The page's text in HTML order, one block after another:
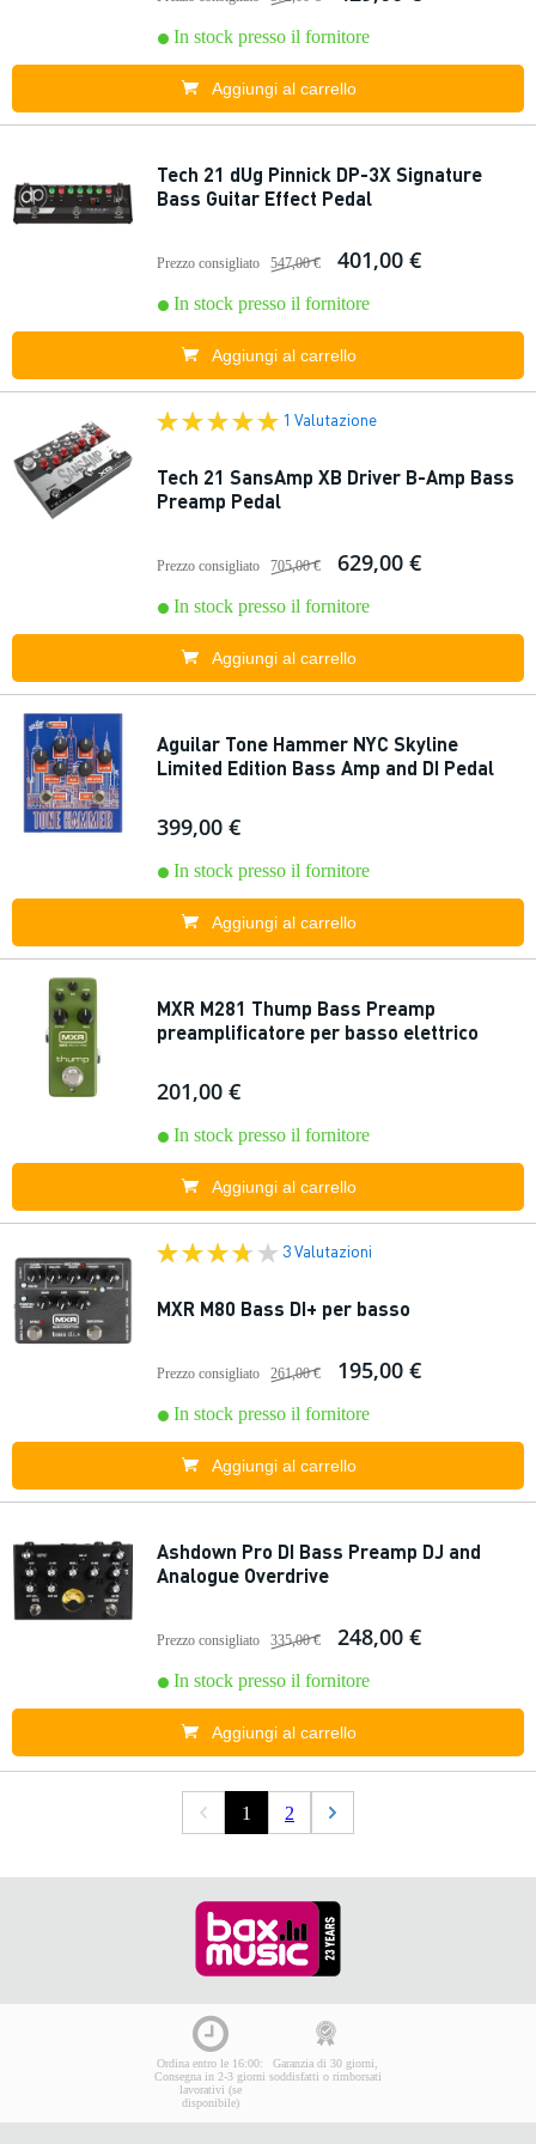
In stock presso il fornitore
Aggiungi al carrello
Tech 21 dUg Pinnick DP-3X Signature
Bass Guitar Effect Pedal
Prezzo consigliato 547,00 € 401,00 €
In stock presso il fornitore
Aggiungi al carrello
1 Valutazione
Tech 21 SansAmp XB Driver B-Amp Bass
Preamp Pedal
Prezzo consigliato 705,00 € 629,00 €
In stock presso il fornitore
Aggiungi al carrello
Aguilar Tone Hammer NYC Skyline
Limited Edition Bass Amp and DI Pedal
399,00 €
In stock presso il fornitore
Aggiungi al carrello
MXR M281 Thump Bass Preamp
preamplificatore per basso elettrico
201,00 €
In stock presso il fornitore
Aggiungi al carrello
3 Valutazioni
MXR M80 Bass DI+ per basso
Prezzo consigliato 261,00 € 195,00 €
In stock presso il fornitore
Aggiungi al carrello
Ashdown Pro DI Bass Preamp DJ and
Analogue Overdrive
Prezzo consigliato 335,00 € 248,00 €
In stock presso il fornitore
Aggiungi al carrello
1 2
Ordina entro le 16:00:
Consegna in 2-3 giorni
lavorativi (se
disponibile)
Garanzia di 30 giorni,
soddisfatti o rimborsati